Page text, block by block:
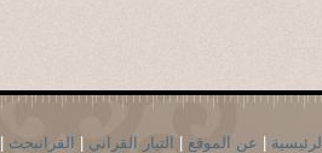
الرئيسية عن الموقع التيار القراني القرانبحث